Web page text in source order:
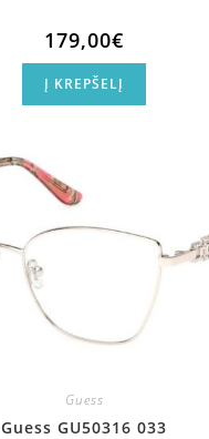
179,00€
Į KREPŠELĮ
Guess
Guess GU50316 033